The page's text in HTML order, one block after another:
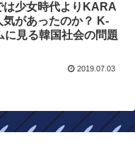
は少女時代よりKARA
気があったのか？ K-
に見る韓国社会の問題
2019.07.03